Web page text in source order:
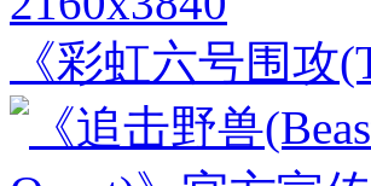
《彩虹六号围攻